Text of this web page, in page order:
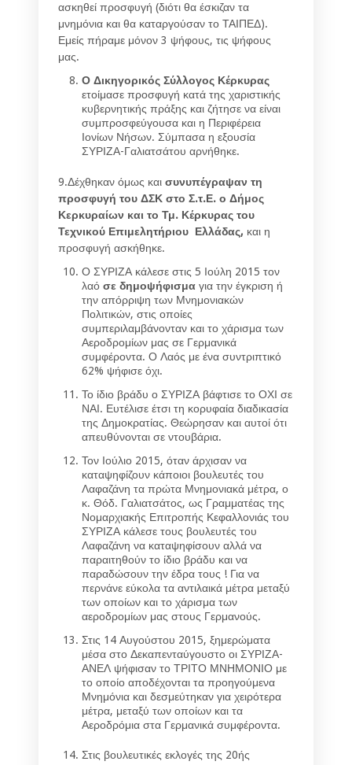
ασκηθεί προσφυγή (διότι θα έσκιζαν τα
μνημόνια και θα καταργούσαν το ΤΑΙΠΕΔ).
Εμείς πήραμε μόνον 3 ψήφους, τις ψήφους
μας.
Ο Δικηγορικός Σύλλογος Κέρκυρας
ετοίμασε προσφυγή κατά της χαριστικής
κυβερνητικής πράξης και ζήτησε να είναι
συμπροσφεύγουσα και η Περιφέρεια
Ιονίων Νήσων. Σύμπασα η εξουσία
ΣΥΡΙΖΑ-Γαλιατσάτου αρνήθηκε.
9.Δέχθηκαν όμως και συνυπέγραψαν τη
προσφυγή του ΔΣΚ στο Σ.τ.Ε. ο Δήμος
Κερκυραίων και το Τμ. Κέρκυρας του
Τεχνικού Επιμελητήριου Ελλάδας, και η
προσφυγή ασκήθηκε.
Ο ΣΥΡΙΖΑ κάλεσε στις 5 Ιούλη 2015 τον
λαό σε δημοψήφισμα για την έγκριση ή
την απόρριψη των Μνημονιακών
Πολιτικών, στις οποίες
συμπεριλαμβάνονταν και το χάρισμα των
Αεροδρομίων μας σε Γερμανικά
συμφέροντα. Ο Λαός με ένα συντριπτικό
62% ψήφισε όχι.
Το ίδιο βράδυ ο ΣΥΡΙΖΑ βάφτισε το ΟΧΙ σε
ΝΑΙ. Ευτέλισε έτσι τη κορυφαία διαδικασία
της Δημοκρατίας. Θεώρησαν και αυτοί ότι
απευθύνονται σε ντουβάρια.
Τον Ιούλιο 2015, όταν άρχισαν να
καταψηφίζουν κάποιοι βουλευτές του
Λαφαζάνη τα πρώτα Μνημονιακά μέτρα, ο
κ. Θόδ. Γαλιατσάτος, ως Γραμματέας της
Νομαρχιακής Επιτροπής Κεφαλλονιάς του
ΣΥΡΙΖΑ κάλεσε τους βουλευτές του
Λαφαζάνη να καταψηφίσουν αλλά να
παραιτηθούν το ίδιο βράδυ και να
παραδώσουν την έδρα τους ! Για να
περνάνε εύκολα τα αντιλαικά μέτρα μεταξύ
των οποίων και το χάρισμα των
αεροδρομίων μας στους Γερμανούς.
Στις 14 Αυγούστου 2015, ξημερώματα
μέσα στο Δεκαπενταύγουστο οι ΣΥΡΙΖΑ-
ΑΝΕΛ ψήφισαν το ΤΡΙΤΟ ΜΝΗΜΟΝΙΟ με
το οποίο αποδέχονται τα προηγούμενα
Μνημόνια και δεσμεύτηκαν για χειρότερα
μέτρα, μεταξύ των οποίων και τα
Αεροδρόμια στα Γερμανικά συμφέροντα.
Στις βουλευτικές εκλογές της 20ής